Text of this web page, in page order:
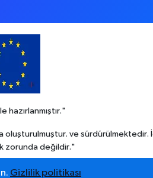
hazırlanmıştır."
ve sürdürülmektedir.
zorunda değildir."
Gizlilik politikası